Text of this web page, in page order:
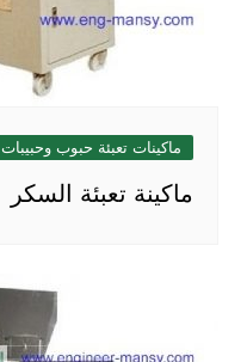
ماكينات تعبئة حبوب
ماكينة تعبئة السكر ٥٠ جرام